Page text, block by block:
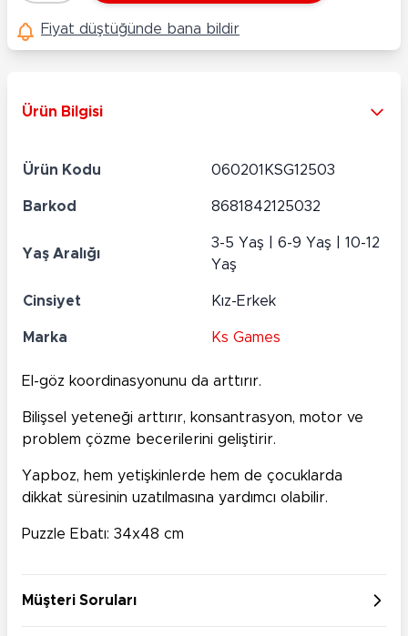
Fiyat düştüğünde bana bildir
Ürün Bilgisi
Ürün Kodu 060201KSG12503
Barkod 8681842125032
Yaş Aralığı
3-5 Yaş | 6-9 Yaş | 10-12
Yaş
Cinsiyet Kız-Erkek
Marka Ks Games
El-göz koordinasyonunu da arttırır.
Bilişsel yeteneği arttırır, konsantrasyon, motor ve
problem çözme becerilerini geliştirir.
Yapboz, hem yetişkinlerde hem de çocuklarda
dikkat süresinin uzatılmasına yardımcı olabilir.
Puzzle Ebatı: 34x48 cm
Müşteri Soruları